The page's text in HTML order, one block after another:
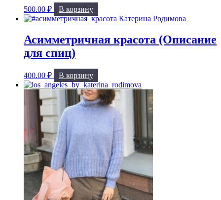
500.00 ₽ В корзину
Асимметричная красота (Описание
для спиц)
400.00 ₽ В корзину